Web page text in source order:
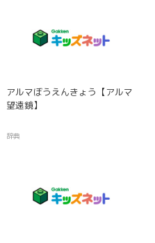
アルマぼうえんきょう【アルマ
望遠鏡】
辞典